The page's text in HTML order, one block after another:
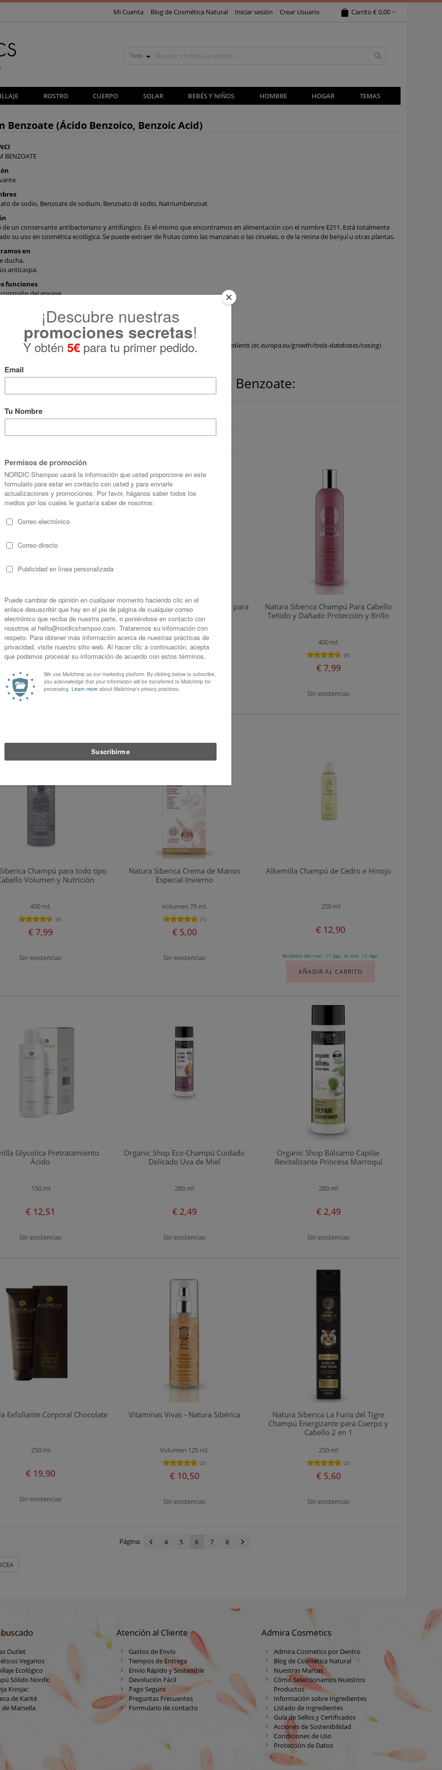
Carrito € 0,00
Mi Cuenta Blog de Cosmética Natural Iniciar sesión Crear Usuario
Todo
ROSTRO CUERPO SOLAR BEBÉS Y NIÑOS HOMBRE HOGAR
TEMAS
Benzoate (Ácido Benzoico, Benzoic Acid)
BENZOATE
de sodio, Benzoate de sodium, Benzoato di sodio, Natriumbenzoat
de un conservante antibacteriano y antifúngico. Es el mismo que encontramos en alimentación con el nombre E211. Está totalmente
su uso en cosmética ecológica. Se puede extraer de frutas como las manzanas o las ciruelas, o de la resina de benjuí u otras plantas.
en
ducha.
anticaspa.
funciones
del envase.
de bacterias y hongos.
olor del producto.
European Commission database for information on cosmetic substances and ingredients (ec.europa.eu/growth/tools-databases/cosing)
de cosmética natural con Sodium Benzoate:
61 - 72 de 141 productos
Royal Caviar Contorno
Ojos Helado Efecto Lifitng
Instantáneo
15 ml
(4)
Sin existencias
Natura Siberica Leche Hidratante para
el Cuidado Diario
250 ml
(7)
Sin existencias
Natura Siberica Champú Para Cabello
Teñido y Dañado Protección y Brillo
400 ml.
(9)
€ 7,99
Sin existencias
Champú para todo tipo
Volumen y Nutrición
400 ml.
(5)
€ 7,99
Sin existencias
Natura Siberica Crema de Manos
Especial Invierno
Volumen 75 ml.
(1)
€ 5,00
Sin existencias
Alkemilla Champú de Cedro e Hinojo
250 ml
€ 12,90
Recíbelo del mar. 11 Ago. al mié. 12 Ago.
AÑADIR AL CARRITO
Glycolica Pretratamiento
Ácido
150 ml
€ 12,51
Sin existencias
Organic Shop Eco-Champú Cuidado
Delicado Uva de Miel
280 ml
€ 2,49
Sin existencias
Organic Shop Bálsamo Capilar
Revitalizante Princesa Marroquí
280 ml
€ 2,49
Sin existencias
Exfoliante Corporal Chocolate
250 ml
€ 19,90
Sin existencias
Vitaminas Vivas - Natura Sibérica
Volumen 125 ml.
(2)
€ 10,50
Sin existencias
Natura Siberica La Furia del Tigre
Champú Energizante para Cuerpo y
Cabello 2 en 1
250 ml
(2)
€ 5,60
Sin existencias
Página: 4 5 6 7 8
Outlet
Veganos
Ecológico
Sólido Nordic
Konjac
de Karité
de Marsella
Atención al Cliente
Gastos de Envío
Tiempos de Entrega
Envío Rápido y Sostenible
Devolución Fácil
Pago Seguro
Preguntas Frecuentes
Formulario de contacto
Admira Cosmetics
Admira Cosmetics por Dentro
Blog de Cosmética Natural
Nuestras Marcas
Cómo Seleccionamos Nuestros
Productos
Información sobre Ingredientes
Listado de Ingredientes
Guía de Sellos y Certificados
Acciones de Sostenibilidad
Condiciones de Uso
Protección de Datos